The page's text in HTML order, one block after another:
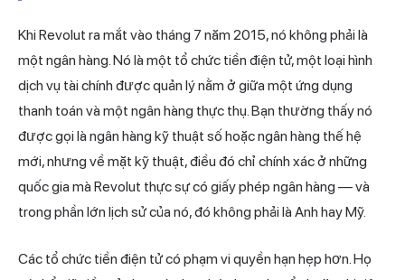
Khi Revolut ra mắt vào tháng 7 năm 2015, nó không phải là
một ngân hàng. Nó là một tổ chức tiền điện tử, một loại hình
dịch vụ tài chính được quản lý nằm ở giữa một ứng dụng
thanh toán và một ngân hàng thực thụ. Bạn thường thấy nó
được gọi là ngân hàng kỹ thuật số hoặc ngân hàng thế hệ
mới, nhưng về mặt kỹ thuật, điều đó chỉ chính xác ở những
quốc gia mà Revolut thực sự có giấy phép ngân hàng — và
trong phần lớn lịch sử của nó, đó không phải là Anh hay Mỹ.
Các tổ chức tiền điện tử có phạm vi quyền hạn hẹp hơn. Họ